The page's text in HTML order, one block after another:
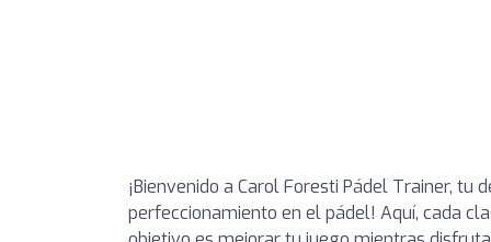
¡Bienvenido a Carol Foresti Pádel Trainer,
perfeccionamiento en el pádel! Aquí, cada